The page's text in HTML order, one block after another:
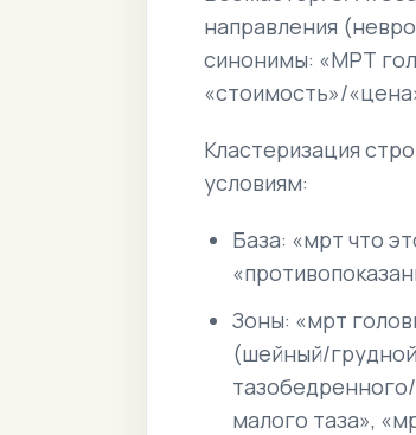
направления
синонимы: «МРТ
«стоимость»/
Кластеризация
условиям:
База: «мрт что
Зоны: «мрт
(шейный/
малого таза»,